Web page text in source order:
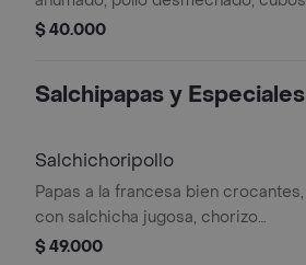
de piña, crocante de papa.
$ 40.000
Salchipapas y Especiales
Salchichoripollo
Papas a la francesa bien crocantes,
con salchicha jugosa, chorizo
premium y pollo desmechado
$ 49.000